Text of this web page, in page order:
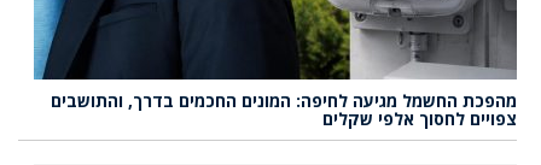
מהפכת החשמל מגיעה לחיפה: המונים החכמים בדרך, והתושבים
צפויים לחסוך אלפי שקלים